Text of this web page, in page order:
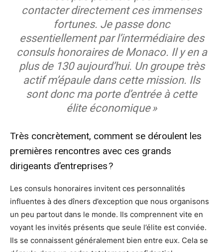
contacter directement ces immenses
fortunes. Je passe donc
essentiellement par l’intermédiaire des
consuls honoraires de Monaco. Il y en a
plus de 130 aujourd’hui. Un groupe très
actif m’épaule dans cette mission. Ils
sont donc ma porte d’entrée à cette
élite économique »
Très concrètement, comment se déroulent les
premières rencontres avec ces grands
dirigeants d’entreprises ?
Les consuls honoraires invitent ces personnalités
influentes à des dîners d’exception que nous organisons
un peu partout dans le monde. Ils comprennent vite en
voyant les invités présents que seule l’élite est conviée.
Ils se connaissent généralement bien entre eux. Cela se